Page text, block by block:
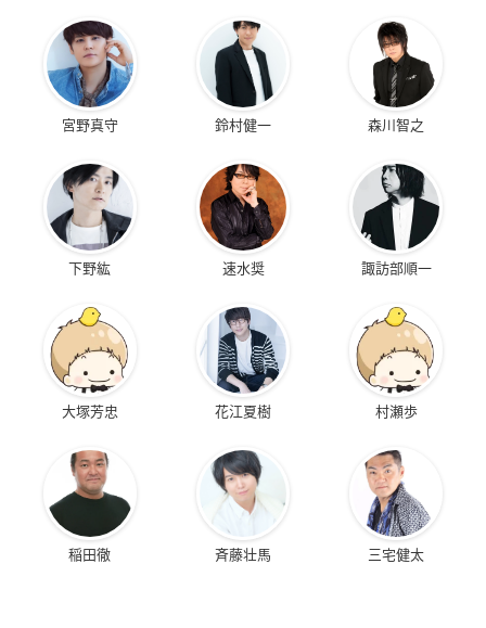
宮野真守 鈴村健一 森川智之
下野紘 速水奨 諏訪部順一
大塚芳忠 花江夏樹 村瀬歩
稲田徹 斉藤壮馬 三宅健太